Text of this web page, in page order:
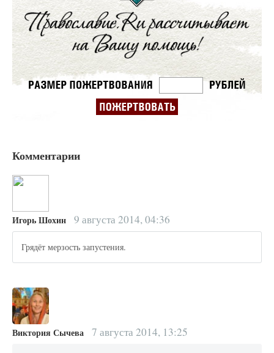
Комментарии
Игорь Шохин 9 августа 2014, 04:36
Грядёт мерзость запустения.
Виктория Сычева 7 августа 2014, 13:25